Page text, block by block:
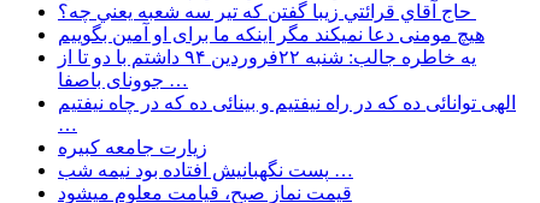
هیچ مومنی دعا نمیکند مگر اینکه ما برای او آمین بگوییم
یه خاطره جالب: شنبه ۲۲فروردین ۹۴ داشتم با دو تا از
جوونای باصفا …
الهی توانائی ده که در راه نیفتیم و بینائی ده که در چاه نیفتیم
…
زيارت جامعه كبيره
پست نگهبانیش افتاده بود نیمه شب …